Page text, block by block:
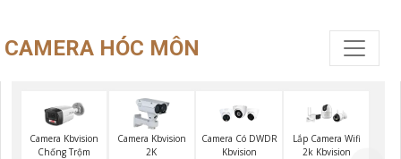
CAMERA HÓC MÔN
Camera Kbvision
Chống Trộm
Camera Kbvision
2K
Camera Có DWDR
Kbvision
Lắp Camera Wifi
2k Kbvision